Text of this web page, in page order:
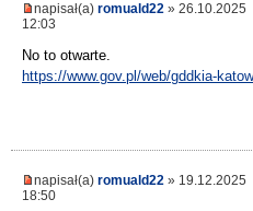
napisał(a) romuald22 » 26.10.2025
12:03
No to otwarte.
https://www.gov.pl/web/gddkia-
napisał(a) romuald22 » 19.12.2025
18:50